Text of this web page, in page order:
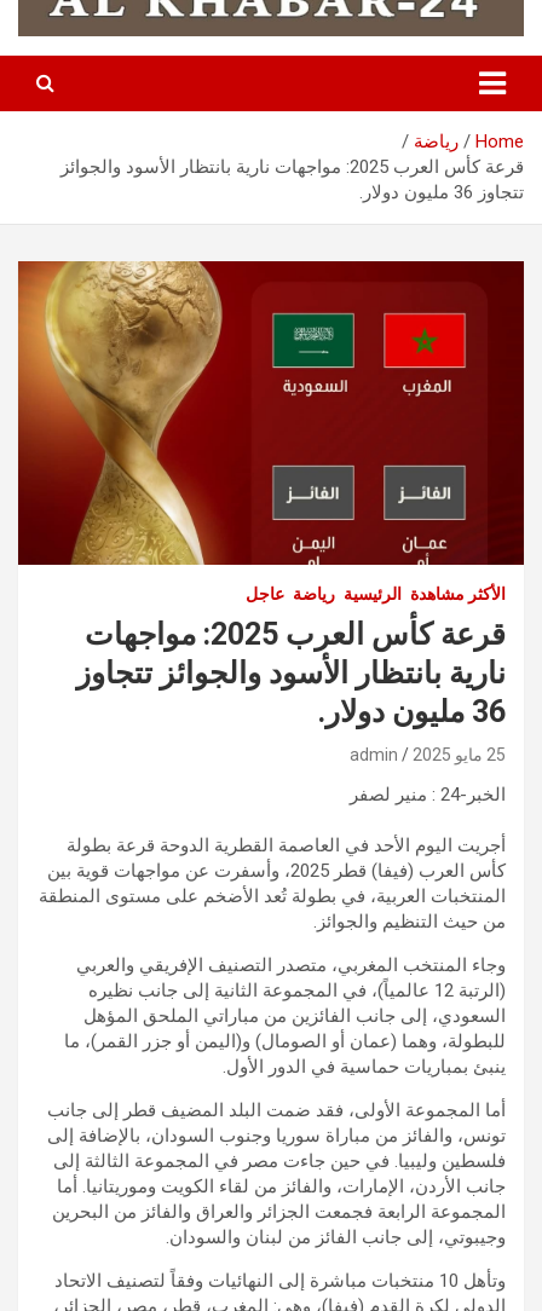
Home
رياضة
قرعة كأس العرب 2025: مواجهات نارية بانتظار الأسود والجوائز
تتجاوز 36 مليون دولار.
الأكثر مشاهدة الرئيسية رياضة عاجل
قرعة كأس العرب 2025: مواجهات
نارية بانتظار الأسود والجوائز تتجاوز
36 مليون دولار.
25 مايو 2025 admin
الخبر-24 : منير لصفر
أجريت اليوم الأحد في العاصمة القطرية الدوحة قرعة بطولة
كأس العرب (فيفا) قطر 2025، وأسفرت عن مواجهات قوية بين
المنتخبات العربية، في بطولة تُعد الأضخم على مستوى المنطقة
من حيث التنظيم والجوائز.
وجاء المنتخب المغربي، متصدر التصنيف الإفريقي والعربي
(الرتبة 12 عالمياً)، في المجموعة الثانية إلى جانب نظيره
السعودي، إلى جانب الفائزين من مباراتي الملحق المؤهل
للبطولة، وهما (عمان أو الصومال) و(اليمن أو جزر القمر)، ما
ينبئ بمباريات حماسية في الدور الأول.
أما المجموعة الأولى، فقد ضمت البلد المضيف قطر إلى جانب
تونس، والفائز من مباراة سوريا وجنوب السودان، بالإضافة إلى
فلسطين وليبيا. في حين جاءت مصر في المجموعة الثالثة إلى
جانب الأردن، الإمارات، والفائز من لقاء الكويت وموريتانيا. أما
المجموعة الرابعة فجمعت الجزائر والعراق والفائز من البحرين
وجيبوتي، إلى جانب الفائز من لبنان والسودان.
وتأهل 10 منتخبات مباشرة إلى النهائيات وفقاً لتصنيف الاتحاد
الدولي لكرة القدم (فيفا)، وهي: المغرب، قطر، مصر، الجزائر،